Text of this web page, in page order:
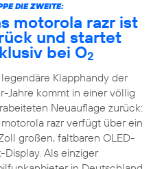
DIE ZWEITE:
motorola razr ist
und startet
bei O2
legendäre Klapphandy der
Jahre kommt in einer völlig
Neuauflage zurück:
motorola razr verfügt über ein
großen, faltbaren OLED-
Display. Als einziger